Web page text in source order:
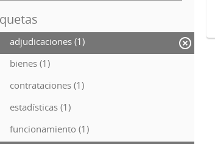
adjudicaciones (1)
bienes (1)
contrataciones (1)
estadísticas (1)
funcionamiento (1)